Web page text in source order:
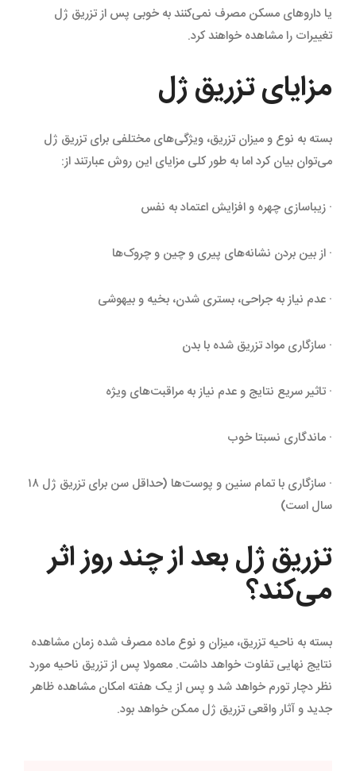
یا داروهای مسکن مصرف نمی‌کنند به خوبی پس از تزریق ژل
تغییرات را مشاهده خواهند کرد.
مزایای تزریق ژل
بسته به نوع و میزان تزریق، ویژگی‌های مختلفی برای تزریق ژل
می‌توان بیان کرد اما به طور کلی مزایای این روش عبارتند از:
· زیباسازی چهره و افزایش اعتماد به نفس
· از بین بردن نشانه‌های پیری و چین و چروک‌ها
· عدم نیاز به جراحی، بستری شدن، بخیه و بیهوشی
· سازگاری مواد تزریق شده با بدن
· تاثیر سریع نتایج و عدم نیاز به مراقبت‌های ویژه
· ماندگاری نسبتا خوب
· سازگاری با تمام سنین و پوست‌ها (حداقل سن برای تزریق ژل ۱۸
سال است)
تزریق ژل بعد از چند روز اثر
می‌کند؟
بسته به ناحیه تزریق، میزان و نوع ماده مصرف شده زمان مشاهده
نتایج نهایی تفاوت خواهد داشت. معمولا پس از تزریق ناحیه مورد
نظر دچار تورم خواهد شد و پس از یک هفته امکان مشاهده ظاهر
جدید و آثار واقعی تزریق ژل ممکن خواهد بود.